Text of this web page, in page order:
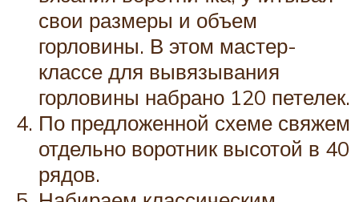
свои размеры и объем
горловины. В этом мастер-
классе для вывязывания
горловины набрано 120 петелек.
По предложенной схеме свяжем
отдельно воротник высотой в 40
рядов.